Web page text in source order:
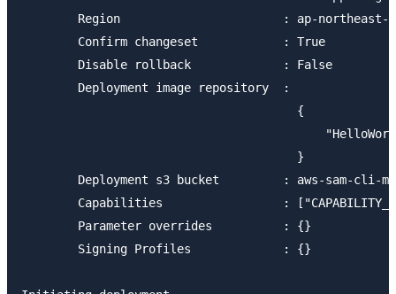
                                       {
                                       }